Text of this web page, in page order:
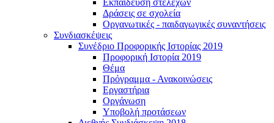
Εκπαίδευση στελεχών
Δράσεις σε σχολεία
Οργανωτικές - παιδαγωγικές συναντήσεις
Συνδιασκέψεις
Συνέδριο Προφορικής Ιστορίας 2019
Προφορική Ιστορία 2019
Θέμα
Πρόγραμμα - Ανακοινώσεις
Εργαστήρια
Οργάνωση
Υποβολή προτάσεων